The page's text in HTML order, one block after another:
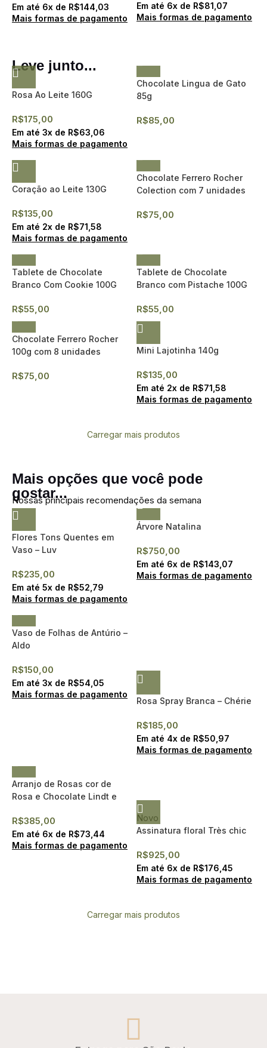
Em até 6x de R$144,03
Mais formas de pagamento
Em até 6x de R$81,07
Mais formas de pagamento
Leve junto...
Rosa Ao Leite 160G
R$175,00
Em até 3x de R$63,06
Mais formas de pagamento
Chocolate Lingua de Gato
85g
R$85,00
Coração ao Leite 130G
R$135,00
Em até 2x de R$71,58
Mais formas de pagamento
Chocolate Ferrero Rocher
Colection com 7 unidades
R$75,00
Tablete de Chocolate
Branco Com Cookie 100G
R$55,00
Tablete de Chocolate
Branco com Pistache 100G
R$55,00
Chocolate Ferrero Rocher
100g com 8 unidades
R$75,00
Mini Lajotinha 140g
R$135,00
Em até 2x de R$71,58
Mais formas de pagamento
Carregar mais produtos
Mais opções que você pode
gostar...
Nossas principais recomendações da semana
Flores Tons Quentes em
Vaso – Luv
R$235,00
Em até 5x de R$52,79
Mais formas de pagamento
Árvore Natalina
R$750,00
Em até 6x de R$143,07
Mais formas de pagamento
Vaso de Folhas de Antúrio –
Aldo
R$150,00
Em até 3x de R$54,05
Mais formas de pagamento
Rosa Spray Branca – Chérie
R$185,00
Em até 4x de R$50,97
Mais formas de pagamento
Arranjo de Rosas cor de
Rosa e Chocolate Lindt e
R$385,00
Em até 6x de R$73,44
Mais formas de pagamento
Novo
Assinatura floral Très chic
R$925,00
Em até 6x de R$176,45
Mais formas de pagamento
Carregar mais produtos